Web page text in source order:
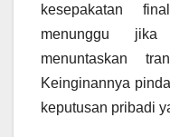
kesepakatan
menunggu
menuntaskan
Keinginannya
keputusan pribadi